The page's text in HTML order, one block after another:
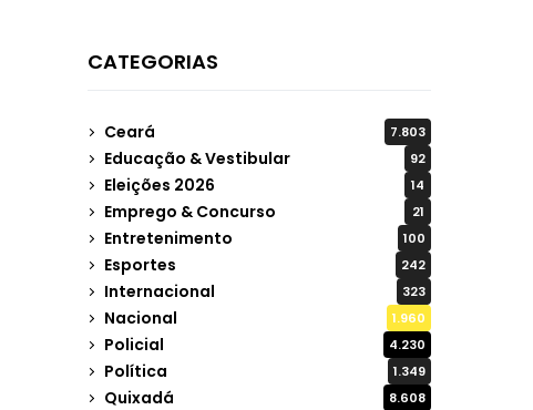
CATEGORIAS
Ceará 7.803
Educação & Vestibular 92
Eleições 2026 14
Emprego & Concurso 21
Entretenimento 100
Esportes 242
Internacional 323
Nacional 1.960
Policial 4.230
Política 1.349
Quixadá 8.608